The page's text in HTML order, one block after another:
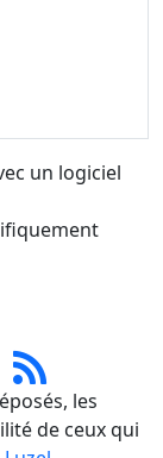
un logiciel
les
de ceux qui